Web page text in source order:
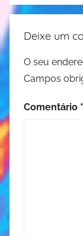
Deixe um
O seu
Campos
Comentário *